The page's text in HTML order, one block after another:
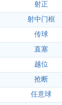
射正
射中门框
传球
直塞
越位
抢断
任意球